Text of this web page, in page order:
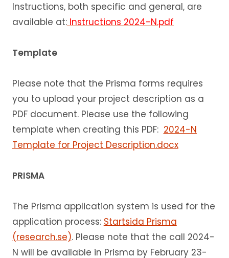
Instructions, both specific and general, are
available at: Instructions 2024-N.pdf
Template
Please note that the Prisma forms requires
you to upload your project description as a
PDF document. Please use the following
template when creating this PDF: 2024-N
Template for Project Description.docx
PRISMA
The Prisma application system is used for the
application process: Startsida Prisma
(research.se). Please note that the call 2024-
N will be available in Prisma by February 23-